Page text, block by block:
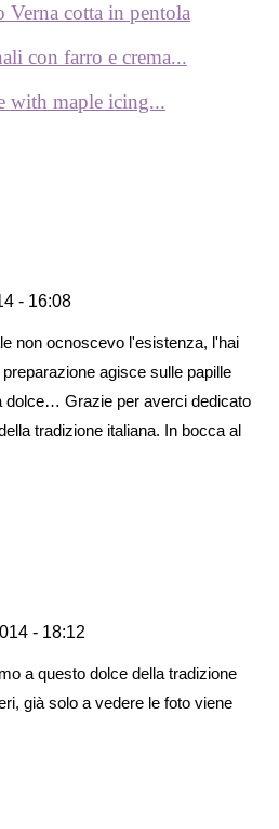
Verna cotta in pentola
con farro e crema...
with maple icing...
- 16:08
non ocnoscevo l'esistenza, l'hai
agisce sulle papille
dolce… Grazie per averci dedicato
tradizione italiana. In bocca al
- 18:12
a questo dolce della tradizione
già solo a vedere le foto viene